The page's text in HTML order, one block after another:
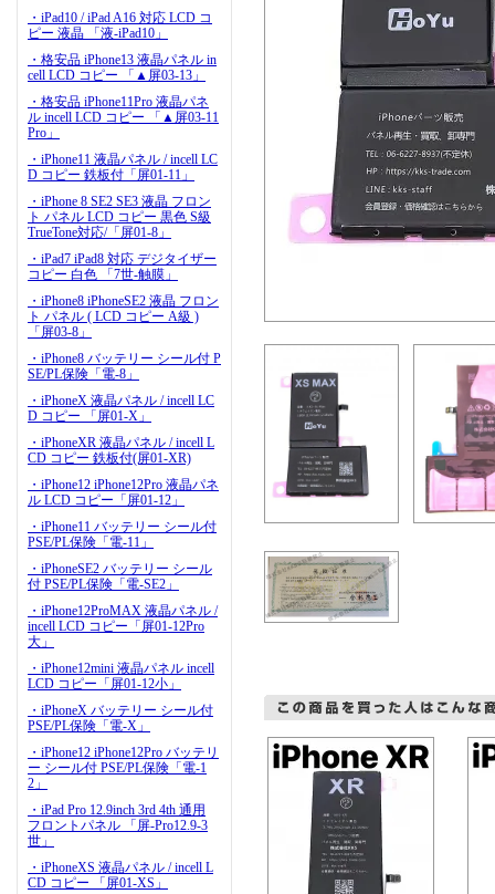
・iPad10 / iPad A16 対応 LCD コ
ピー 液晶 「液-iPad10」
・格安品 iPhone13 液晶パネル in
cell LCD コピー 「▲屏03-13」
・格安品 iPhone11Pro 液晶パネ
ル incell LCD コピー 「▲屏03-11
Pro」
・iPhone11 液晶パネル / incell LC
D コピー 鉄板付「屏01-11」
・iPhone 8 SE2 SE3 液晶 フロン
ト パネル LCD コピー 黒色 S級
TrueTone対応/「屏01-8」
・iPad7 iPad8 対応 デジタイザー
コピー 白色 「7世-触膜」
・iPhone8 iPhoneSE2 液晶 フロン
ト パネル ( LCD コピー A級 )
「屏03-8」
・iPhone8 バッテリー シール付 P
SE/PL保険「電-8」
・iPhoneX 液晶パネル / incell LC
D コピー 「屏01-X」
・iPhoneXR 液晶パネル / incell L
CD コピー 鉄板付(屏01-XR)
・iPhone12 iPhone12Pro 液晶パネ
ル LCD コピー「屏01-12」
・iPhone11 バッテリー シール付
PSE/PL保険「電-11」
・iPhoneSE2 バッテリー シール
付 PSE/PL保険「電-SE2」
・iPhone12ProMAX 液晶パネル /
incell LCD コピー「屏01-12Pro
大」
・iPhone12mini 液晶パネル incell
LCD コピー「屏01-12小」
・iPhoneX バッテリー シール付
PSE/PL保険「電-X」
・iPhone12 iPhone12Pro バッテリ
ー シール付 PSE/PL保険「電-1
2」
・iPad Pro 12.9inch 3rd 4th 通用
フロントパネル 「屏-Pro12.9-3
世」
・iPhoneXS 液晶パネル / incell L
CD コピー 「屏01-XS」